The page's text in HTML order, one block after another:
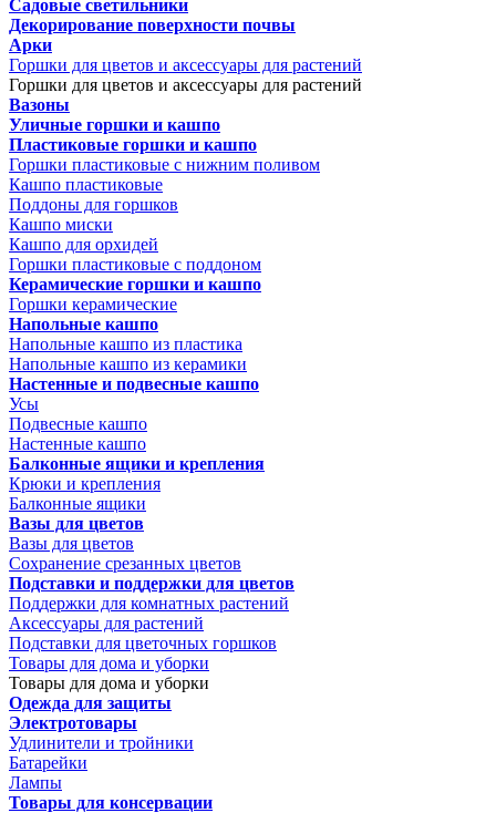
Садовые светильники
Декорирование поверхности почвы
Арки
Горшки для цветов и аксессуары для растений
Горшки для цветов и аксессуары для растений
Вазоны
Уличные горшки и кашпо
Пластиковые горшки и кашпо
Горшки пластиковые с нижним поливом
Кашпо пластиковые
Поддоны для горшков
Кашпо миски
Кашпо для орхидей
Горшки пластиковые с поддоном
Керамические горшки и кашпо
Горшки керамические
Напольные кашпо
Напольные кашпо из пластика
Напольные кашпо из керамики
Настенные и подвесные кашпо
Усы
Подвесные кашпо
Настенные кашпо
Балконные ящики и крепления
Крюки и крепления
Балконные ящики
Вазы для цветов
Вазы для цветов
Сохранение срезанных цветов
Подставки и поддержки для цветов
Поддержки для комнатных растений
Аксессуары для растений
Подставки для цветочных горшков
Товары для дома и уборки
Товары для дома и уборки
Одежда для защиты
Электротовары
Удлинители и тройники
Батарейки
Лампы
Товары для консервации